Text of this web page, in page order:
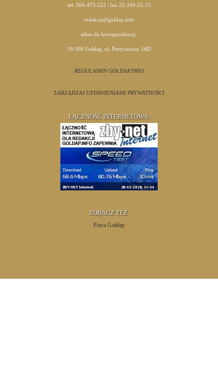
tel. 504-475-522 | fax 22-349-25-25
redakcja@goldap.info
adres do korespondencji:
19-500 Gołdap, ul. Partyzantów 16D
REGULAMIN GOLDAP.INFO
ZARZĄDZAJ USTAWIENIAMI PRYWATNOŚCI
ŁĄCZNOŚĆ INTERNETOWA:
ZOBACZ TEŻ:
Praca Gołdap